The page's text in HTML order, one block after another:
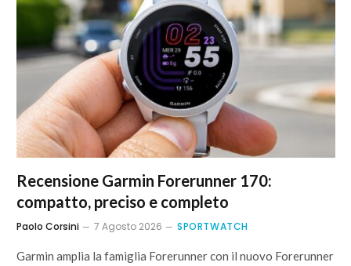
Recensione Garmin Forerunner 170:
compatto, preciso e completo
Paolo Corsini 7 Agosto 2026 SPORTWATCH
Garmin amplia la famiglia Forerunner con il nuovo Forerunner